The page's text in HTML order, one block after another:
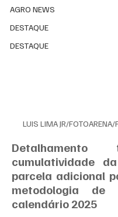
AGRO NEWS
DESTAQUE
DESTAQUE
LUIS LIMA JR/
cumulatividade
parcela adicional
metodologia
calendário 2025